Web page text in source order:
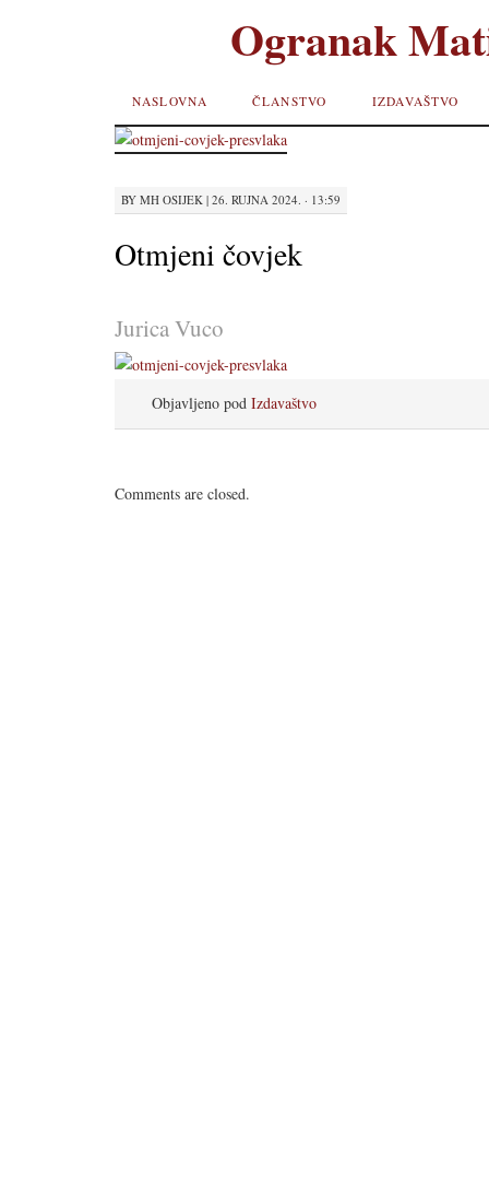
Ogranak
SKIP TO
CONTENT
NASLOVNA ČLANSTVO IZDAVAŠTVO
BY MH OSIJEK | 26. RUJNA 2024. · 13:59
Otmjeni čovjek
Jurica Vuco
Objavljeno pod Izdavaštvo
Comments are closed.